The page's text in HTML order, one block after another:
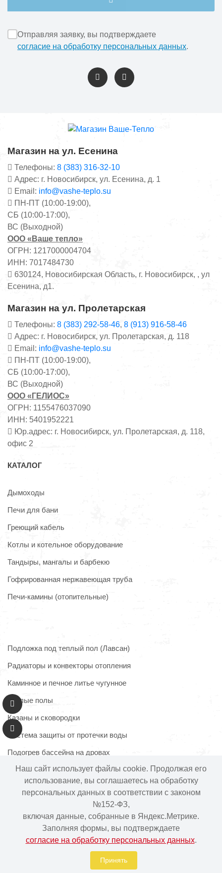
Отправляя заявку, вы подтверждаете
согласие на обработку персональных данных.
Магазин на ул. Есенина
Телефоны: 8 (383) 316-32-10
Адрес: г. Новосибирск, ул. Есенина, д. 1
Email: info@vashe-teplo.su
ПН-ПТ (10:00-19:00),
СБ (10:00-17:00),
ВС (Выходной)
ООО «Ваше тепло»
ОГРН: 1217000004704
ИНН: 7017484730
630124, Новосибирская Область, г. Новосибирск, , ул
Есенина, д1.
Магазин на ул. Пролетарская
Телефоны: 8 (383) 292-58-46, 8 (913) 916-58-46
Адрес: г. Новосибирск, ул. Пролетарская, д. 118
Email: info@vashe-teplo.su
ПН-ПТ (10:00-19:00),
СБ (10:00-17:00),
ВС (Выходной)
ООО «ГЕЛИОС»
ОГРН: 1155476037090
ИНН: 5401952221
Юр.адрес: г. Новосибирск, ул. Пролетарская, д. 118,
офис 2
КАТАЛОГ
Дымоходы
Печи для бани
Греющий кабель
Котлы и котельное оборудование
Тандыры, мангалы и барбекю
Гофрированная нержавеющая труба
Печи-камины (отопительные)
Подложка под теплый пол (Лавсан)
Радиаторы и конвекторы отопления
Каминное и печное литье чугунное
Теплые полы
Казаны и сковородки
Система защиты от протечки воды
Подогрев бассейна на дровах
Информация на сайте не является публичной офертой.
Наличие и цены товара могут меняться, просьба
уточнять у менеджера при подтверждении заказа.
Политика в отношении обработки персональных данных
Наш сайт использует файлы cookie. Продолжая его
использование, вы соглашаетесь на обработку
персональных данных в соответствии с законом
№152-ФЗ,
включая данные, собранные в Яндекс.Метрике.
Заполняя формы, вы подтверждаете
согласие на обработку персональных данных.
Принять